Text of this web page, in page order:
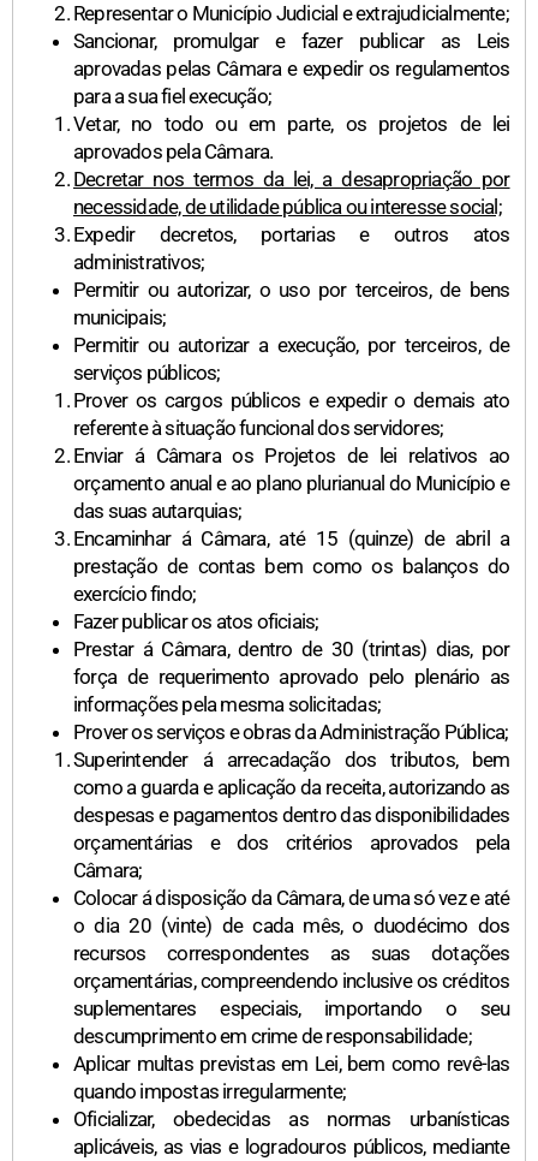
Representar o Município Judicial e extrajudicialmente;
Sancionar, promulgar e fazer publicar as Leis
aprovadas pelas Câmara e expedir os regulamentos
para a sua fiel execução;
Vetar, no todo ou em parte, os projetos de lei
aprovados pela Câmara.
Decretar nos termos da lei, a desapropriação por
necessidade, de utilidade pública ou interesse social;
Expedir decretos, portarias e outros atos
administrativos;
Permitir ou autorizar, o uso por terceiros, de bens
municipais;
Permitir ou autorizar a execução, por terceiros, de
serviços públicos;
Prover os cargos públicos e expedir o demais ato
referente à situação funcional dos servidores;
Enviar á Câmara os Projetos de lei relativos ao
orçamento anual e ao plano plurianual do Município e
das suas autarquias;
Encaminhar á Câmara, até 15 (quinze) de abril a
prestação de contas bem como os balanços do
exercício findo;
Fazer publicar os atos oficiais;
Prestar á Câmara, dentro de 30 (trintas) dias, por
força de requerimento aprovado pelo plenário as
informações pela mesma solicitadas;
Prover os serviços e obras da Administração Pública;
Superintender á arrecadação dos tributos, bem
como a guarda e aplicação da receita, autorizando as
despesas e pagamentos dentro das disponibilidades
orçamentárias e dos critérios aprovados pela
Câmara;
Colocar á disposição da Câmara, de uma só vez e até
o dia 20 (vinte) de cada mês, o duodécimo dos
recursos correspondentes as suas dotações
orçamentárias, compreendendo inclusive os créditos
suplementares especiais, importando o seu
descumprimento em crime de responsabilidade;
Aplicar multas previstas em Lei, bem como revê-las
quando impostas irregularmente;
Oficializar, obedecidas as normas urbanísticas
aplicáveis, as vias e logradouros públicos, mediante